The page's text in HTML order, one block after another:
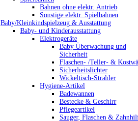
Bahnen ohne elektr. Antrieb
Sonstige elektr. Spielbahnen
Baby/Kleinkindspielzeug & Ausstattung
Baby- und Kinderausstattung
Elektrogeräte
Baby Überwachung und
Sicherheit
Flaschen- /Teller- &
Sicherheitslichter
Wickeltisch-Strahler
Hygiene-Artikel
Badewannen
Bestecke & Geschirr
Pflegeartikel
Sauger, Flaschen &